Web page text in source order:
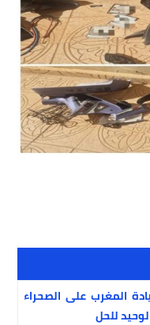
المغرب على الصحراء
للحل